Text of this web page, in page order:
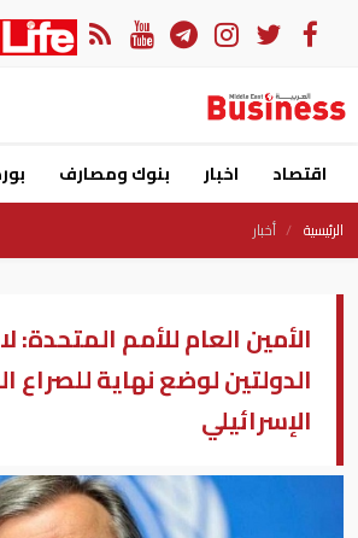
اقتصاد اخبار بنوك ومصارف
الرئيسية أخبار
الأمين العام للأمم المتحدة:
الدولتين لوضع نهاية
الإسرائيلي